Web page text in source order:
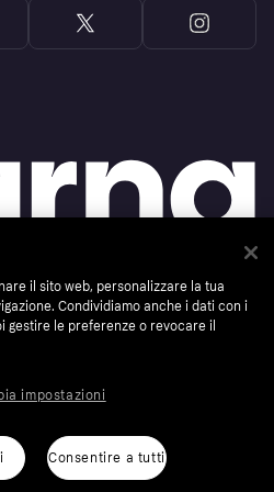
(publ). Headquarters: Stockholm, Sweden. All
46, 111 34 Stockholm. Organization
il sito web, personalizzare la tua
Condividiamo anche i dati con i
gestire le preferenze o revocare il
Consentire a tutti
impostazioni